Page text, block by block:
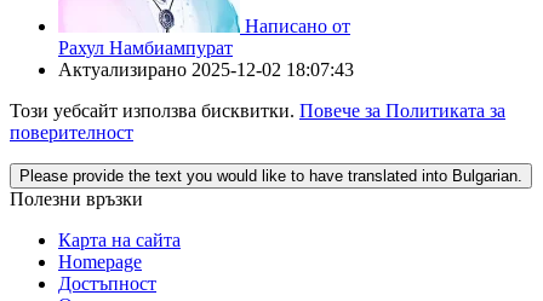
Написано от
Рахул Намбиампурат
Актуализирано 2025-12-02 18:07:43
Този уебсайт използва бисквитки. Повече за Политиката за
поверителност
Please provide the text you would like to have translated into Bulgarian.
Полезни връзки
Карта на сайта
Homepage
Достъпност